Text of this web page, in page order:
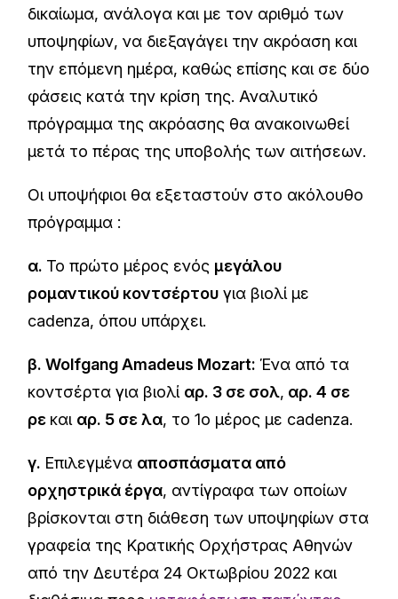
δικαίωμα, ανάλογα και με τον αριθμό των
υποψηφίων, να διεξαγάγει την ακρόαση και
την επόμενη ημέρα, καθώς επίσης και σε δύο
φάσεις κατά την κρίση της. Αναλυτικό
πρόγραμμα της ακρόασης θα ανακοινωθεί
μετά το πέρας της υποβολής των αιτήσεων.
Οι υποψήφιοι θα εξεταστούν στο ακόλουθο
πρόγραμμα :
α. Το πρώτο μέρος ενός μεγάλου
ρομαντικού κοντσέρτου για βιολί με
cadenza, όπου υπάρχει.
β. Wolfgang Amadeus Mozart: Ένα από τα
κοντσέρτα για βιολί αρ. 3 σε σολ, αρ. 4 σε
ρε και αρ. 5 σε λα, το 1ο μέρος με cadenza.
γ. Επιλεγμένα αποσπάσματα από
ορχηστρικά έργα, αντίγραφα των οποίων
βρίσκονται στη διάθεση των υποψηφίων στα
γραφεία της Κρατικής Ορχήστρας Αθηνών
από την Δευτέρα 24 Οκτωβρίου 2022 και